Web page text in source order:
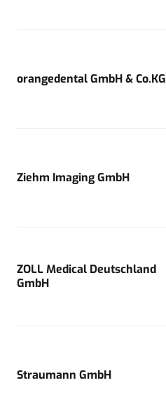
orangedental GmbH & Co.KG
Ziehm Imaging GmbH
ZOLL Medical Deutschland
GmbH
Straumann GmbH